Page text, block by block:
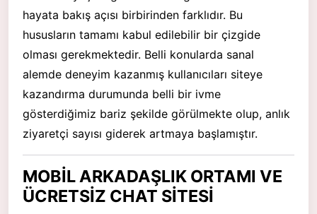
hayata bakış açısı birbirinden farklıdır. Bu
hususların tamamı kabul edilebilir bir çizgide
olması gerekmektedir. Belli konularda sanal
alemde deneyim kazanmış kullanıcıları siteye
kazandırma durumunda belli bir ivme
gösterdiğimiz bariz şekilde görülmekte olup, anlık
ziyaretçi sayısı giderek artmaya başlamıştır.
MOBİL ARKADAŞLIK ORTAMI VE
ÜCRETSİZ CHAT SİTESİ